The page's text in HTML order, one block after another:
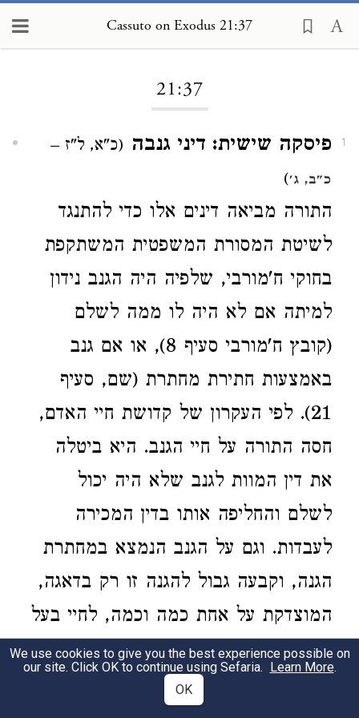
Cassuto on Exodus 21:37
21:37
1 פיסקה שישית: דיני גנבה (כ"א, ל"ז –
כ"ב, ג')
התורה מביאה דינים אלו כדי להתנגד
לשיטת המסורת המשפטית המשתקפת
בחוקי ח'מורבי, שלפיה היה הגנב נידון
למיתה אם לא היה לו ממה לשלם
(קובץ ח'מורבי סעיף 8), או אם גנב
באמצעות חתירת מחתרת (שם, סעיף
21). לפי העקרון של קדושת חיי האדם,
חסה התורה על חיי הגנב. היא ביטלה
את דין המוות לגנב שלא היה יכול
לשלם והחליפה אותו בדין המכירה
לעבדות. וגם על הגנב הנמצא במחתרת
הגנה, וקבעה גבול להגנה זו רק בדאגה,
המוצדקת על אחת כמה וכמה, לחיי בעל
הבית.כי יגנב איש שור או שה, וטבחו
, ולפיכך אין הבהמה הגנובה
We use cookies to give you the best experience possible on
our site. Click OK to continue using Sefaria. Learn More.
OK